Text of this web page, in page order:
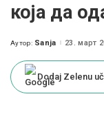
која да
Posted
Аутор: Sanja 23. март
Dodaj Zelenu